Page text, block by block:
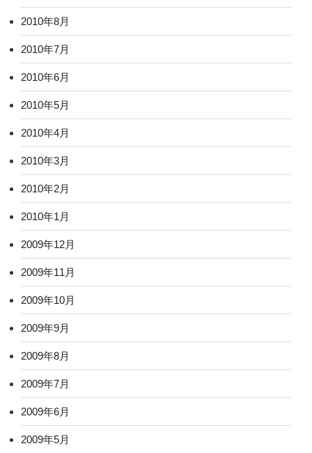
2010年8月
2010年7月
2010年6月
2010年5月
2010年4月
2010年3月
2010年2月
2010年1月
2009年12月
2009年11月
2009年10月
2009年9月
2009年8月
2009年7月
2009年6月
2009年5月